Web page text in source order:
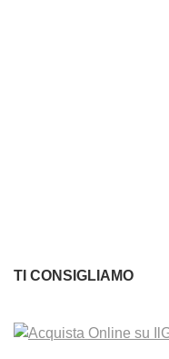
TI CONSIGLIAMO